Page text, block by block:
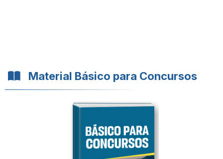
Material Básico para Concursos